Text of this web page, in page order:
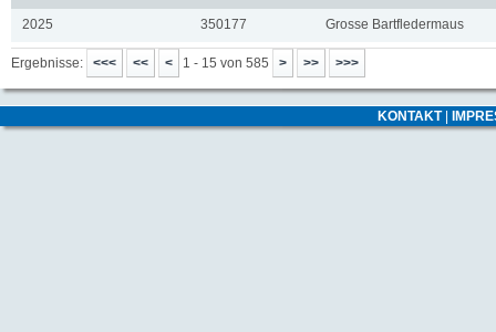
2025 350177 Grosse Bartfledermaus
Ergebnisse: 1 - 15 von 585
KONTAKT|